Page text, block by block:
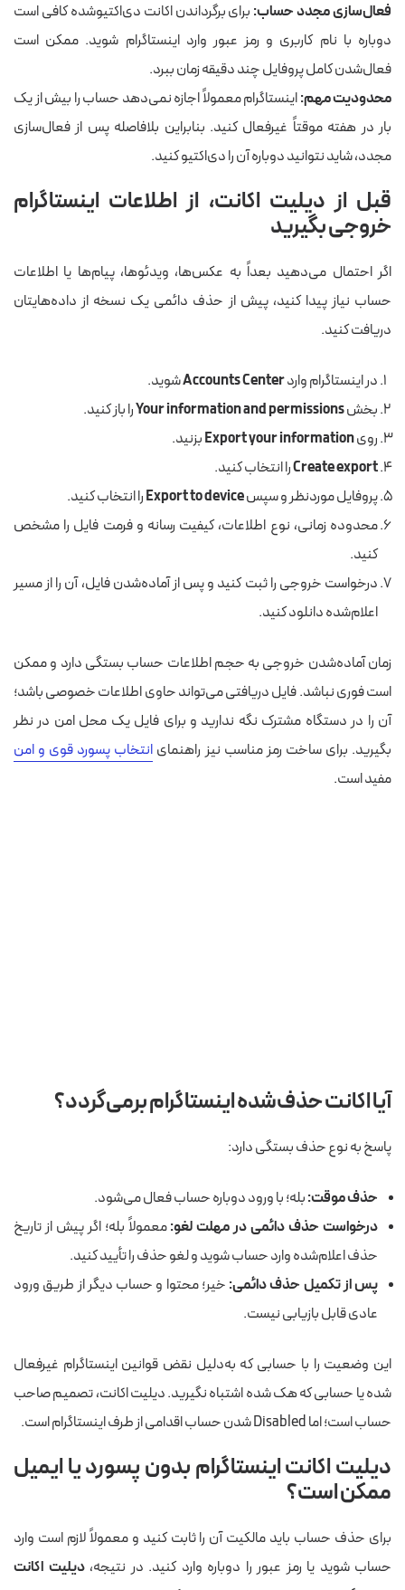
فعال‌سازی مجدد حساب: برای برگرداندن اکانت دی‌اکتیوشده کافی است
دوباره با نام کاربری و رمز عبور وارد اینستاگرام شوید. ممکن است
فعال‌شدن کامل پروفایل چند دقیقه زمان ببرد.
محدودیت مهم:اینستاگرام معمولاً اجازه نمی‌دهد حساب را بیش از یک
بار در هفته موقتاً غیرفعال کنید. بنابراین بلافاصله پس از فعال‌سازی
مجدد، شاید نتوانید دوباره آن را دی‌اکتیو کنید.
قبل از دیلیت اکانت، از اطلاعات اینستاگرام
خروجی بگیرید
اگر احتمال می‌دهید بعداً به عکس‌ها، ویدئوها، پیام‌ها یا اطلاعات
حساب نیاز پیدا کنید، پیش از حذف دائمی یک نسخه از داده‌هایتان
دریافت کنید.
در اینستاگرام واردAccounts Centerشوید.
بخشYour information and permissionsرا باز کنید.
رویExport your informationبزنید.
Create exportرا انتخاب کنید.
پروفایل موردنظر و سپسExport to deviceرا انتخاب کنید.
محدوده زمانی، نوع اطلاعات، کیفیت رسانه و فرمت فایل را مشخص
کنید.
درخواست خروجی را ثبت کنید و پس از آماده‌شدن فایل، آن را از مسیر
اعلام‌شده دانلود کنید.
زمان آماده‌شدن خروجی به حجم اطلاعات حساب بستگی دارد و ممکن
است فوری نباشد. فایل دریافتی می‌تواند حاوی اطلاعات خصوصی باشد؛
آن را در دستگاه مشترک نگه ندارید و برای فایل یک محل امن در نظر
بگیرید. برای ساخت رمز مناسب نیز راهنمای انتخاب پسورد قوی و امن
مفید است.
آیا اکانت حذف‌شده اینستاگرام برمی‌گردد؟
پاسخ به نوع حذف بستگی دارد:
حذف موقت:بله؛ با ورود دوباره حساب فعال می‌شود.
درخواست حذف دائمی در مهلت لغو:معمولاً بله؛ اگر پیش از تاریخ
حذف اعلام‌شده وارد حساب شوید و لغو حذف را تأیید کنید.
پس از تکمیل حذف دائمی: خیر؛ محتوا و حساب دیگر از طریق ورود
عادی قابل بازیابی نیست.
این وضعیت را با حسابی که به‌دلیل نقض قوانین اینستاگرام غیرفعال
شده یا حسابی که هک شده اشتباه نگیرید. دیلیت اکانت، تصمیم صاحب
حساب است؛ اما Disabled شدن حساب اقدامی از طرف اینستاگرام است.
دیلیت اکانت اینستاگرام بدون پسورد یا ایمیل
ممکن است؟
برای حذف حساب باید مالکیت آن را ثابت کنید و معمولاً لازم است وارد
حساب شوید یا رمز عبور را دوباره وارد کنید. در نتیجه،دیلیت اکانت